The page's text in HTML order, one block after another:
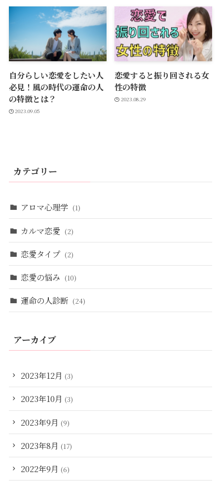
自分らしい恋愛をしたい人
必見！風の時代の運命の人
の特徴とは？
2023.09.05
恋愛すると振り回される女
性の特徴
2023.08.29
カテゴリー
アロマ心理学 (1)
カルマ恋愛 (2)
恋愛タイプ (2)
恋愛の悩み (10)
運命の人診断 (24)
アーカイブ
2023年12月 (3)
2023年10月 (3)
2023年9月 (9)
2023年8月 (17)
2022年9月 (6)